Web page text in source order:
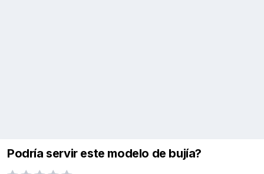
Podría servir este modelo de bujía?